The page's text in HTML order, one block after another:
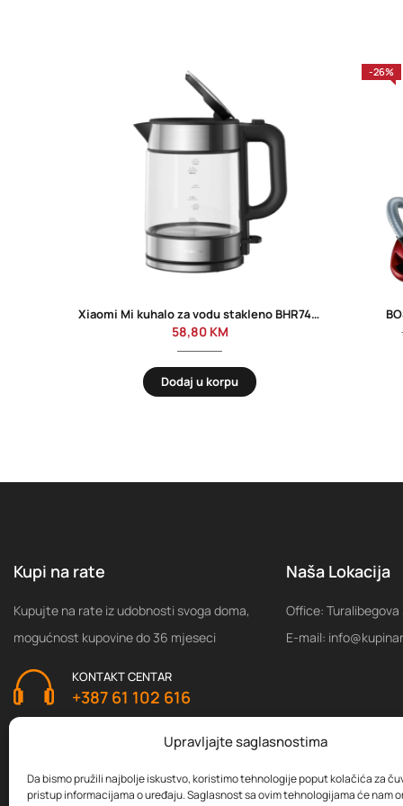
Upravljajte saglasnostima
Da bismo pružili najbolje iskustvo, koristimo tehnologije poput kolačića za
pristup informacijama o uređaju. Saglasnost sa ovim tehnologijama će nam
Xiaomi Mi kuhalo za vodu stakleno BHR7423EU
58,80 KM
Dodaj u korpu
-26%
Kupi na rate
Kupujte na rate iz udobnosti svoga doma,
mogućnost kupovine do 36 mjeseci
KONTAKT CENTAR
+387 61 102 616
Naša Lokacija
Office:
E-mail: